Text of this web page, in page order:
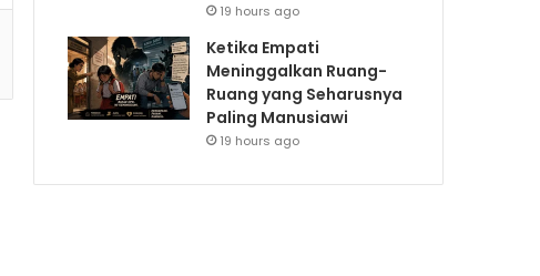
19 hours ago
Ketika Empati
Meninggalkan Ruang-
Ruang yang Seharusnya
Paling Manusiawi
19 hours ago